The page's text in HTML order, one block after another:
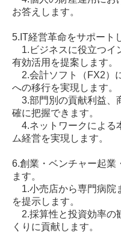
お答えします。
5.IT経営革命をサポート
1.ビジネスに役立つイ
有効活用を提案します。
2.会計ソフト（FX2）
への移行を実現します。
3.部門別の貢献利益、
確に把握できます。
4.ネットワークによる
ム経営を実現します。
6.創業・ベンチャー起業
ます。
1.小売店から専門病院
を提示します。
2.採算性と投資効率の
くりに貢献します。